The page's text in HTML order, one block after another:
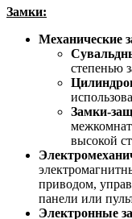
Замки:
Механические
степенью
Замки-
высокой
приводом,
панели или
Электронные